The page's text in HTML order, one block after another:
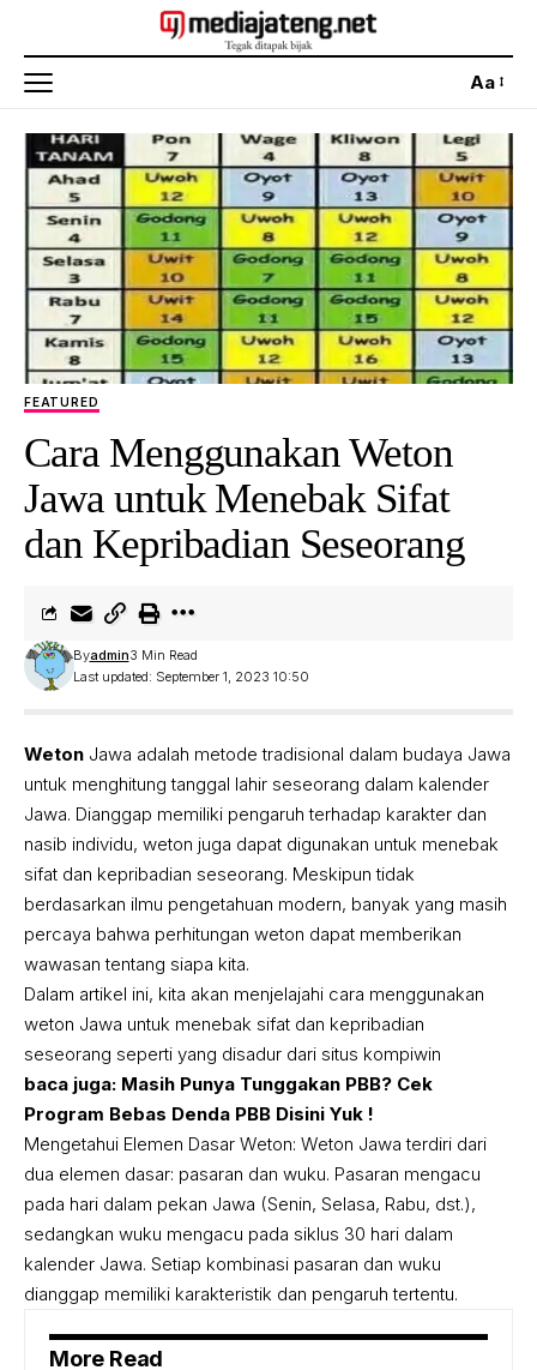
Aa
ilustrasi
FEATURED
Cara Menggunakan Weton
Jawa untuk Menebak Sifat
dan Kepribadian Seseorang
Last updated: September 1, 2023 10:50
Byadmin3 Min Read
Weton Jawa adalah metode tradisional dalam budaya Jawa
untuk menghitung tanggal lahir seseorang dalam kalender
Jawa. Dianggap memiliki pengaruh terhadap karakter dan
nasib individu, weton juga dapat digunakan untuk menebak
sifat dan kepribadian seseorang. Meskipun tidak
berdasarkan ilmu pengetahuan modern, banyak yang masih
percaya bahwa perhitungan weton dapat memberikan
wawasan tentang siapa kita.
Dalam artikel ini, kita akan menjelajahi cara menggunakan
weton Jawa untuk menebak sifat dan kepribadian
seseorang seperti yang disadur dari situs kompiwin
baca juga: Masih Punya Tunggakan PBB? Cek
Program Bebas Denda PBB Disini Yuk !
Mengetahui Elemen Dasar Weton: Weton Jawa terdiri dari
dua elemen dasar: pasaran dan wuku. Pasaran mengacu
pada hari dalam pekan Jawa (Senin, Selasa, Rabu, dst.),
sedangkan wuku mengacu pada siklus 30 hari dalam
kalender Jawa. Setiap kombinasi pasaran dan wuku
dianggap memiliki karakteristik dan pengaruh tertentu.
More Read